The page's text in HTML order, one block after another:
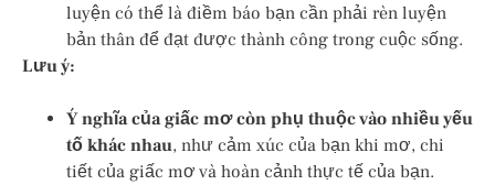
luyện có thể là điềm báo bạn cần phải rèn luyện
bản thân để đạt được thành công trong cuộc sống.
Lưu ý:
Ý nghĩa của giấc mơ còn phụ thuộc vào nhiều yếu
tố khác nhau, như cảm xúc của bạn khi mơ, chi
tiết của giấc mơ và hoàn cảnh thực tế của bạn.